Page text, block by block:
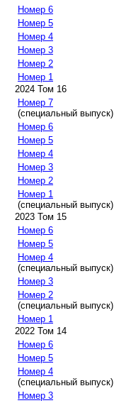
Номер 6
Номер 5
Номер 4
Номер 3
Номер 2
Номер 1
2024 Том 16
Номер 7
(специальный выпуск)
Номер 6
Номер 5
Номер 4
Номер 3
Номер 2
Номер 1
(специальный выпуск)
2023 Том 15
Номер 6
Номер 5
Номер 4
(специальный выпуск)
Номер 3
Номер 2
(специальный выпуск)
Номер 1
2022 Том 14
Номер 6
Номер 5
Номер 4
(специальный выпуск)
Номер 3